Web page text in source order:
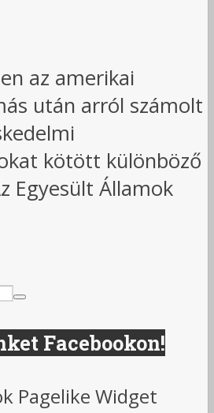
az amerikai
után arról számolt
kötött különböző
Egyesült Államok
Facebookon!